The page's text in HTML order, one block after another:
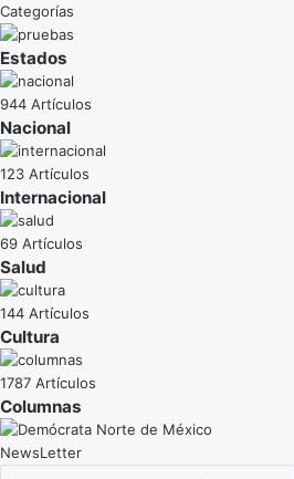
Categorías
Estados
944 Artículos
Nacional
123 Artículos
Internacional
69 Artículos
Salud
144 Artículos
Cultura
1787 Artículos
NewsLetter